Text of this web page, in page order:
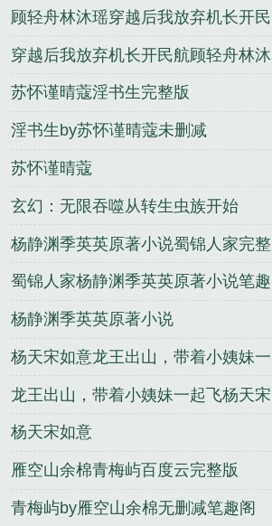
航完整版
顾轻舟林沐瑶穿越后我放弃机长开民
航全文
穿越后我放弃机长开民航顾轻舟林沐
瑶结局
苏怀谨晴蔻淫书生完整版
淫书生by苏怀谨晴蔻未删减
苏怀谨晴蔻
玄幻：无限吞噬从转生虫族开始
杨静渊季英英原著小说蜀锦人家完整
版
蜀锦人家杨静渊季英英原著小说笔趣
阁
杨静渊季英英原著小说
杨天宋如意龙王出山，带着小姨妹一
起飞完整版
龙王出山，带着小姨妹一起飞杨天宋
如意笔趣阁
杨天宋如意
雁空山余棉青梅屿百度云完整版
青梅屿by雁空山余棉无删减笔趣阁